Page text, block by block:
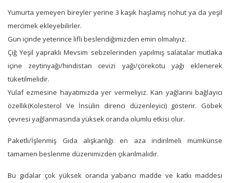
Yumurta yemeyen bireyler yerine 3 kaşık haşlamış nohut ya da yeşil
mercimek ekleyebilirler.
Gün içinde yeterince lifli beslendiğimizden emin olmalıyız.
Çiğ Yeşil yapraklı Mevsim sebzelerinden yapılmış salatalar mutlaka
içine zeytinyağı/hindistan cevizi yağı/çörekotu yağı eklenerek
tüketilmelidir.
Yulaf ezmesine hayatımızda yer vermeliyiz. Kan yağlarını bağlayıcı
özellik(Kolesterol Ve İnsülin direnci düzenleyici) gösterir. Göbek
çevresi yağlanmasında yüksek oranda olumlu etkisi olur.
Paketli/İşlenmiş Gıda alışkanlığı en aza indirilmeli mümkünse
tamamen beslenme düzenimizden çıkarılmalıdır.
Bu gıdalar çok yüksek oranda yabancı madde ve katkı maddesi